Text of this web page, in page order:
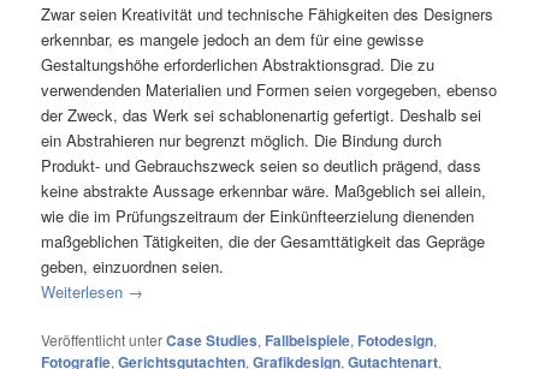
Zwar seien Kreativität und technische Fähigkeiten des Designers
erkennbar, es mangele jedoch an dem für eine gewisse
Gestaltungshöhe erforderlichen Abstraktionsgrad. Die zu
verwendenden Materialien und Formen seien vorgegeben, ebenso
der Zweck, das Werk sei schablonenartig gefertigt. Deshalb sei
ein Abstrahieren nur begrenzt möglich. Die Bindung durch
Produkt- und Gebrauchszweck seien so deutlich prägend, dass
keine abstrakte Aussage erkennbar wäre. Maßgeblich sei allein,
wie die im Prüfungszeitraum der Einkünfteerzielung dienenden
maßgeblichen Tätigkeiten, die der Gesamttätigkeit das Gepräge
geben, einzuordnen seien.
Weiterlesen →
Veröffentlicht unterCase Studies, Fallbeispiele, Fotodesign,
Fotografie,Gerichtsgutachten,Grafikdesign,Gutachtenart,